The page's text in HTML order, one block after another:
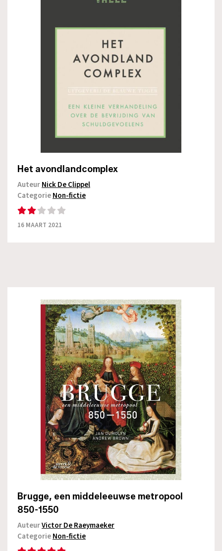
Het avondlandcomplex
AuteurNick De Clippel
CategorieNon-fictie
16 MAART 2021
Brugge, een middeleeuwse metropool
850-1550
AuteurVictor De Raeymaeker
CategorieNon-fictie